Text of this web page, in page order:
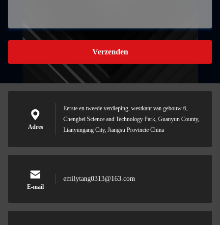
Verzenden
Adres
Eerste en tweede verdieping, westkant van gebouw 6,
Chengbei Science and Technology Park, Guanyun County,
Lianyungang City, Jiangsu Provincie China
E-mail
emilytang0313@163.com